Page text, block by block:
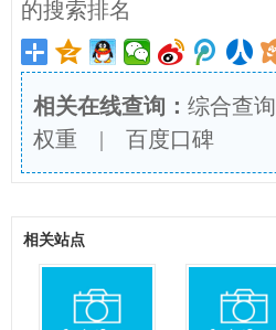
的搜索排名
相关在线查询： 综合查询
权重 | 百度口碑
相关站点